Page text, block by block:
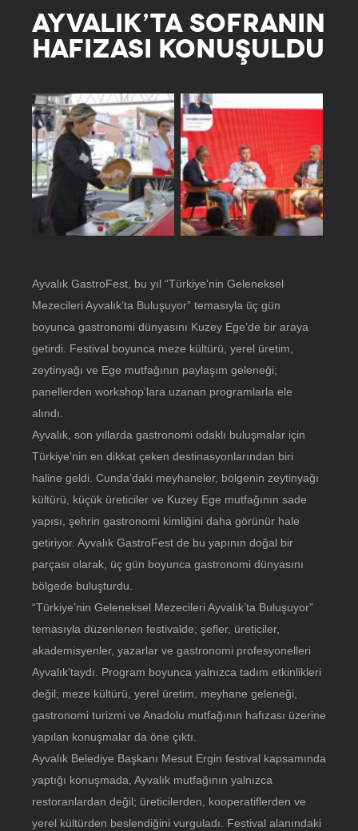
AYVALIK’TA SOFRANIN
HAFIZASI KONUŞULDU
Ayvalık GastroFest, bu yıl “Türkiye’nin Geleneksel
Mezecileri Ayvalık’ta Buluşuyor” temasıyla üç gün
boyunca gastronomi dünyasını Kuzey Ege’de bir araya
getirdi. Festival boyunca meze kültürü, yerel üretim,
zeytinyağı ve Ege mutfağının paylaşım geleneği;
panellerden workshop’lara uzanan programlarla ele
alındı.
Ayvalık, son yıllarda gastronomi odaklı buluşmalar için
Türkiye’nin en dikkat çeken destinasyonlarından biri
haline geldi. Cunda’daki meyhaneler, bölgenin zeytinyağı
kültürü, küçük üreticiler ve Kuzey Ege mutfağının sade
yapısı, şehrin gastronomi kimliğini daha görünür hale
getiriyor. Ayvalık GastroFest de bu yapının doğal bir
parçası olarak, üç gün boyunca gastronomi dünyasını
bölgede buluşturdu.
“Türkiye’nin Geleneksel Mezecileri Ayvalık’ta Buluşuyor”
temasıyla düzenlenen festivalde; şefler, üreticiler,
akademisyenler, yazarlar ve gastronomi profesyonelleri
Ayvalık’taydı. Program boyunca yalnızca tadım etkinlikleri
değil; meze kültürü, yerel üretim, meyhane geleneği,
gastronomi turizmi ve Anadolu mutfağının hafızası üzerine
yapılan konuşmalar da öne çıktı.
Ayvalık Belediye Başkanı Mesut Ergin festival kapsamında
yaptığı konuşmada, Ayvalık mutfağının yalnızca
restoranlardan değil; üreticilerden, kooperatiflerden ve
yerel kültürden beslendiğini vurguladı. Festival alanındaki